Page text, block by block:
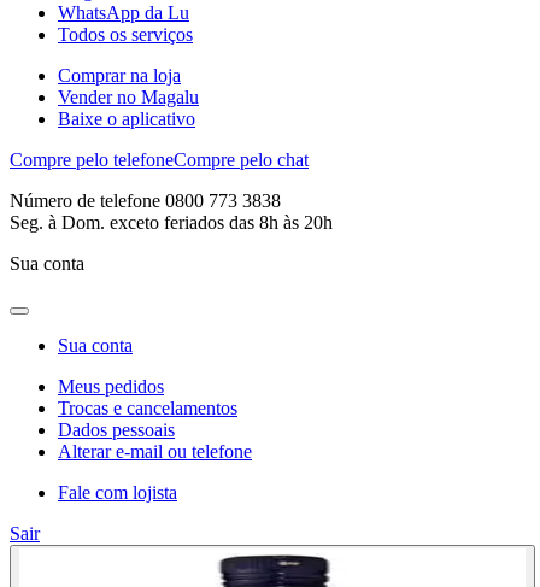
WhatsApp da Lu
Todos os serviços
Comprar na loja
Vender no Magalu
Baixe o aplicativo
Compre pelo telefoneCompre pelo chat
Número de telefone 0800 773 3838
Seg. à Dom. exceto feriados das 8h às 20h
Sua conta
Sua conta
Meus pedidos
Trocas e cancelamentos
Dados pessoais
Alterar e-mail ou telefone
Fale com lojista
Sair